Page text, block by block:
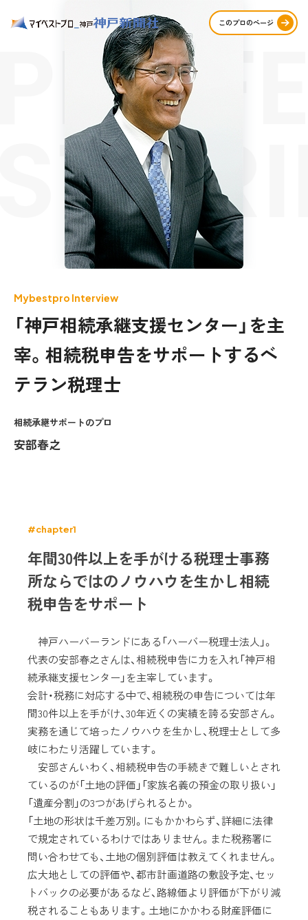
このプロのページ
Mybestpro Interview
「神戸相続承継支援センター」を主
宰。相続税申告をサポートするベ
テラン税理士
相続承継サポートのプロ
安部春之
#chapter1
年間30件以上を手がける税理士事務
所ならではのノウハウを生かし相続
税申告をサポート
神戸ハーバーランドにある「ハーバー税理士法人」。
代表の安部春之さんは、相続税申告に力を入れ「神戸相
続承継支援センター」を主宰しています。
会計・税務に対応する中で、相続税の申告については年
間30件以上を手がけ、30年近くの実績を誇る安部さん。
実務を通じて培ったノウハウを生かし、税理士として多
岐にわたり活躍しています。
安部さんいわく、相続税申告の手続きで難しいとされ
ているのが「土地の評価」「家族名義の預金の取り扱い」
「遺産分割」の3つがあげられるとか。
「土地の形状は千差万別。にもかかわらず、詳細に法律
で規定されているわけではありません。また税務署に
問い合わせても、土地の個別評価は教えてくれません。
広大地としての評価や、都市計画道路の敷設予定、セッ
トバックの必要があるなど、路線価より評価が下がり減
税されることもあります。土地にかかわる財産評価に